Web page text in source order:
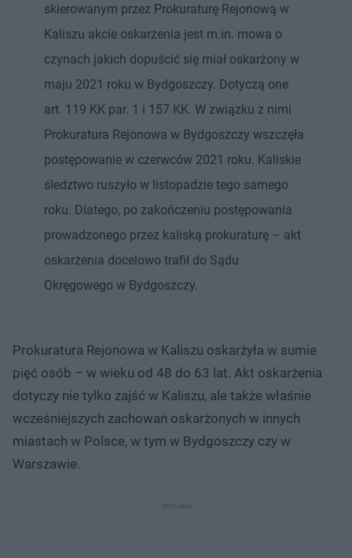
skierowanym przez Prokuraturę Rejonową w
Kaliszu akcie oskarżenia jest m.in. mowa o
czynach jakich dopuścić się miał oskarżony w
maju 2021 roku w Bydgoszczy. Dotyczą one
art. 119 KK par. 1 i 157 KK. W związku z nimi
Prokuratura Rejonowa w Bydgoszczy wszczęła
postępowanie w czerwców 2021 roku. Kaliskie
śledztwo ruszyło w listopadzie tego samego
roku. Dlatego, po zakończeniu postępowania
prowadzonego przez kaliską prokuraturę – akt
oskarżenia docelowo trafił do Sądu
Okręgowego w Bydgoszczy.
Prokuratura Rejonowa w Kaliszu oskarżyła w sumie
pięć osób – w wieku od 48 do 63 lat. Akt oskarżenia
dotyczy nie tylko zajść w Kaliszu, ale także właśnie
wcześniejszych zachowań oskarżonych w innych
miastach w Polsce, w tym w Bydgoszczy czy w
Warszawie.